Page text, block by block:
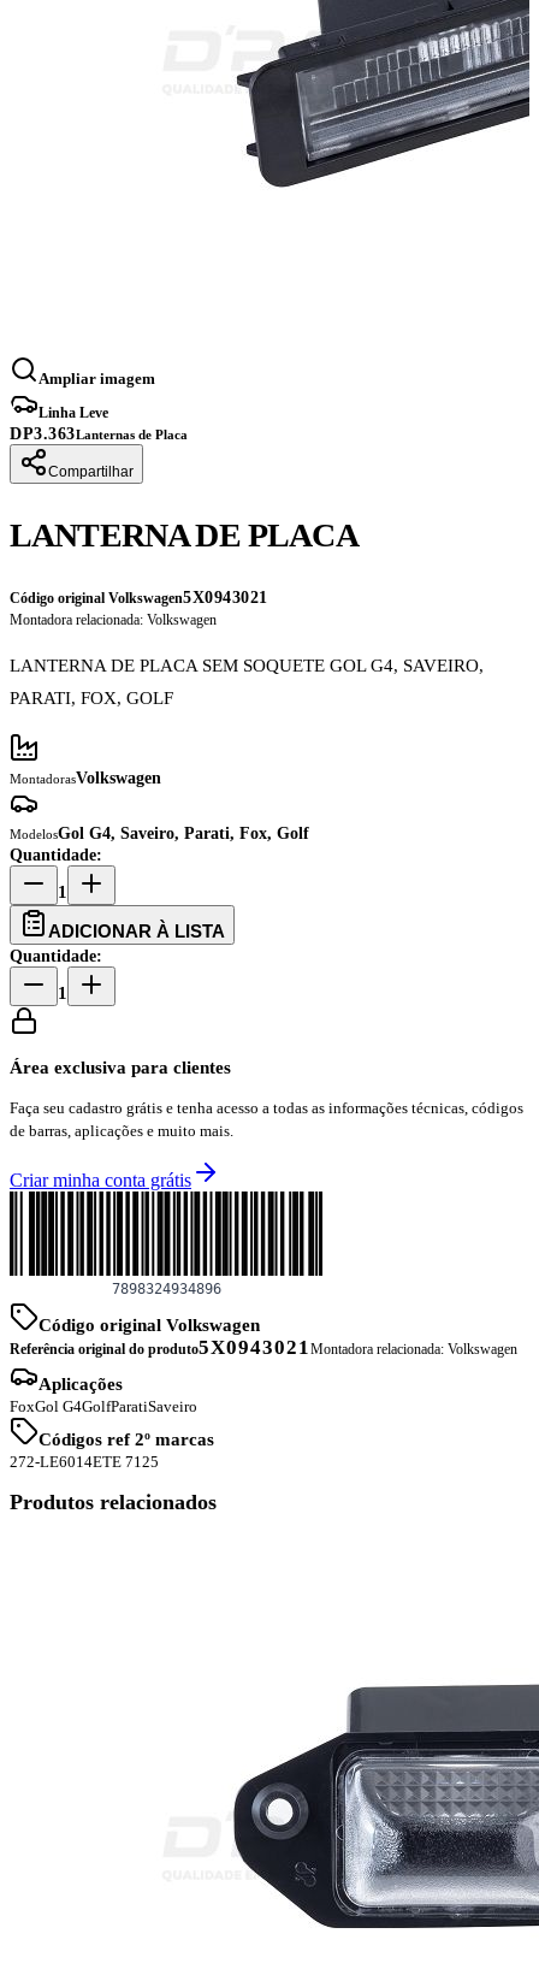
Ampliar imagem
Linha Leve
DP3.363Lanternas de Placa
Compartilhar
LANTERNA DE PLACA
Código original Volkswagen5X0943021
Montadora relacionada: Volkswagen
LANTERNA DE PLACA SEM SOQUETE GOL G4, SAVEIRO,
PARATI, FOX, GOLF
MontadorasVolkswagen
ModelosGol G4, Saveiro, Parati, Fox, Golf
Quantidade:
1
ADICIONAR À LISTA
Quantidade:
1
Área exclusiva para clientes
Faça seu cadastro grátis e tenha acesso a todas as informações técnicas, códigos
de barras, aplicações e muito mais.
Criar minha conta grátis
Código original Volkswagen
Referência original do produto5X0943021Montadora relacionada: Volkswagen
Aplicações
FoxGol G4GolfParatiSaveiro
Códigos ref 2º marcas
272-LE6014ETE 7125
Produtos relacionados